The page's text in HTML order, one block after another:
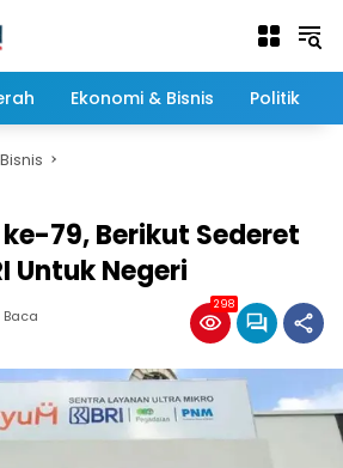
Ekonomi & Bisnis Politik
79, Berikut Sederet
Untuk Negeri
Baca
298